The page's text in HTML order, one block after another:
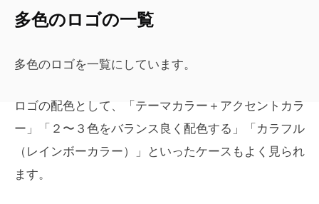
多色のロゴの一覧
多色のロゴを一覧にしています。
ロゴの配色として、「テーマカラー＋アクセントカラ
ー」「２〜３色をバランス良く配色する」「カラフル
（レインボーカラー）」といったケースもよく見られ
ます。